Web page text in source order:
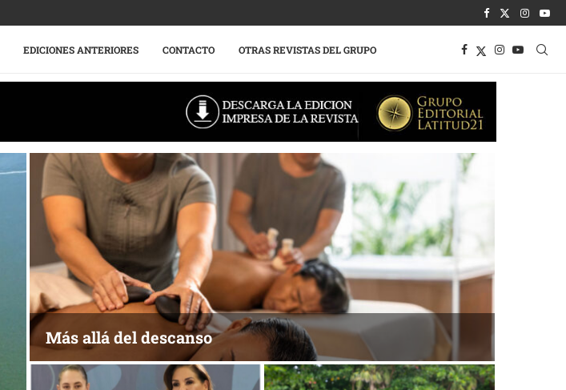
EDICIONES ANTERIORES CONTACTO OTRAS REVISTAS DEL GRUPO
Más allá del descanso